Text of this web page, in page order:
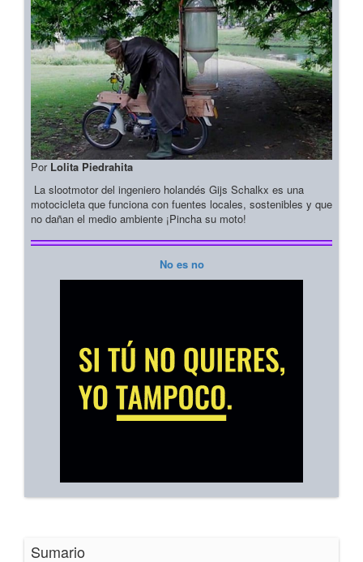
Por Lolita Piedrahita
La slootmotor del ingeniero holandés Gijs Schalkx es una
motocicleta que funciona con fuentes locales, sostenibles y que
no dañan el medio ambiente ¡Pincha su moto!
No es no
Sumario